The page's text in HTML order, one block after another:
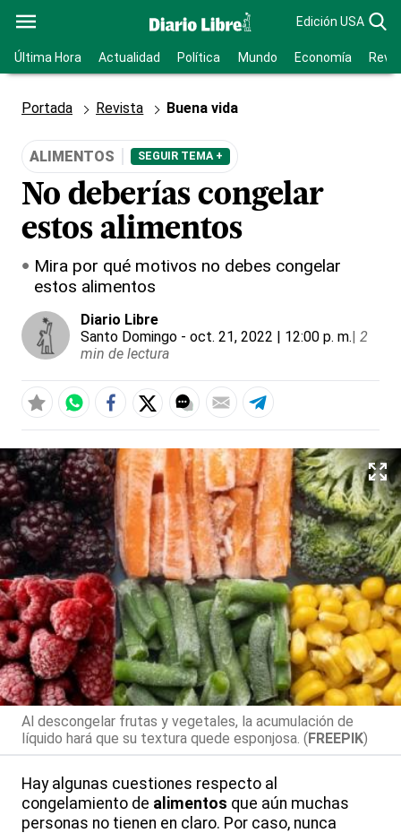
Edición USA
Última Hora Actualidad Política Mundo Economía
Portada Revista Buena vida
ALIMENTOS SEGUIR TEMA +
No deberías congelar
estos alimentos
Mira por qué motivos no debes congelar
estos alimentos
Diario Libre
Santo Domingo - oct. 21, 2022 | 12:00 p. m.| 2
min de lectura
Al descongelar frutas y vegetales, la acumulación de
líquido hará que su textura quede esponjosa. (FREEPIK)
Hay algunas cuestiones respecto al
congelamiento de alimentos que aún muchas
personas no tienen en claro. Por caso, nunca